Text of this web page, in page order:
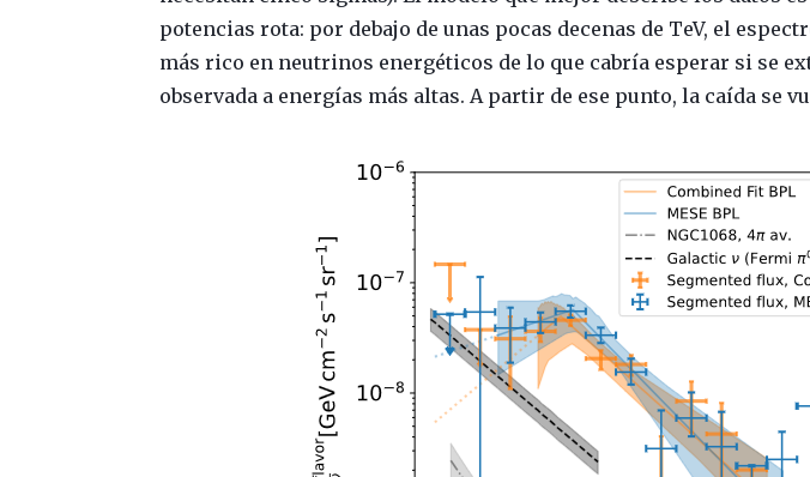
potencias rota: por debajo de unas pocas decenas de TeV, el
más rico en neutrinos energéticos de lo que cabría esperar si se
observada a energías más altas. A partir de ese punto, la caída se